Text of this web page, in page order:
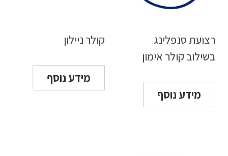
רצועת סנפלינג
בשילוב קולר אימון
מידע נוסף
קולר ניילון
מידע נוסף